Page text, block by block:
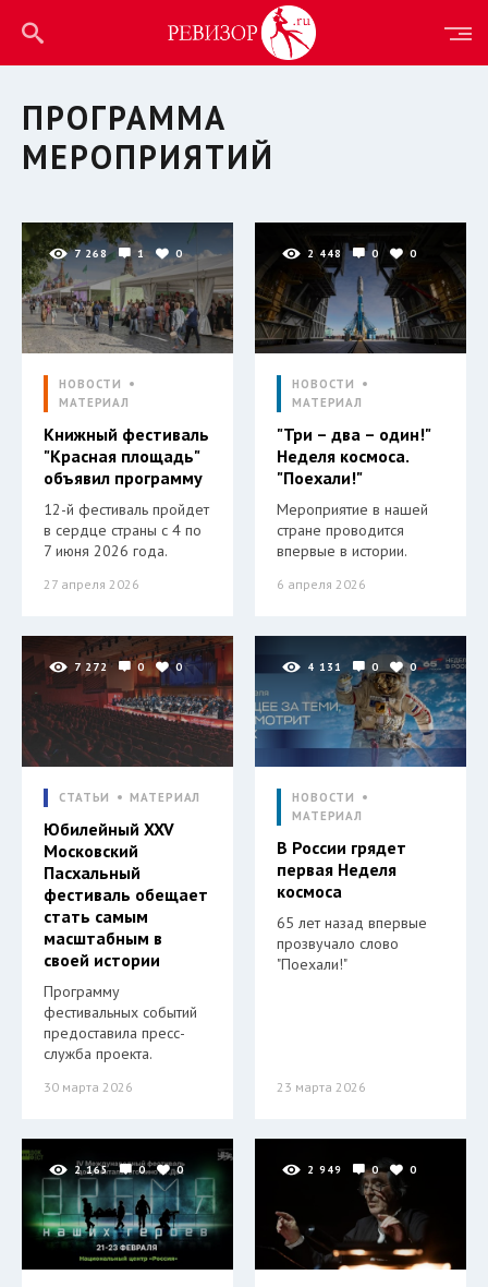
ПРОГРАММА
МЕРОПРИЯТИЙ
7 268 1 0
НОВОСТИ
МАТЕРИАЛ
Книжный фестиваль
"Красная площадь"
объявил программу
12-й фестиваль пройдет
в сердце страны с 4 по
7 июня 2026 года.
27 апреля 2026
2 448 0 0
НОВОСТИ
МАТЕРИАЛ
"Три – два – один!"
Неделя космоса.
"Поехали!"
Мероприятие в нашей
стране проводится
впервые в истории.
6 апреля 2026
7 272 0 0
СТАТЬИ МАТЕРИАЛ
Юбилейный XXV
Московский
Пасхальный
фестиваль обещает
стать самым
масштабным в
своей истории
Программу
фестивальных событий
предоставила пресс-
служба проекта.
30 марта 2026
4 131 0 0
НОВОСТИ
МАТЕРИАЛ
В России грядет
первая Неделя
космоса
65 лет назад впервые
прозвучало слово
"Поехали!"
23 марта 2026
2 165 0 0 2 949 0 0